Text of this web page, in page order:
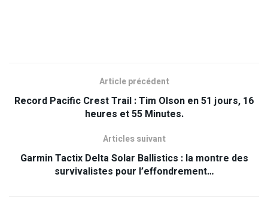
Article précédent
Record Pacific Crest Trail : Tim Olson en 51 jours, 16
heures et 55 Minutes.
Articles suivant
Garmin Tactix Delta Solar Ballistics : la montre des
survivalistes pour l’effondrement…